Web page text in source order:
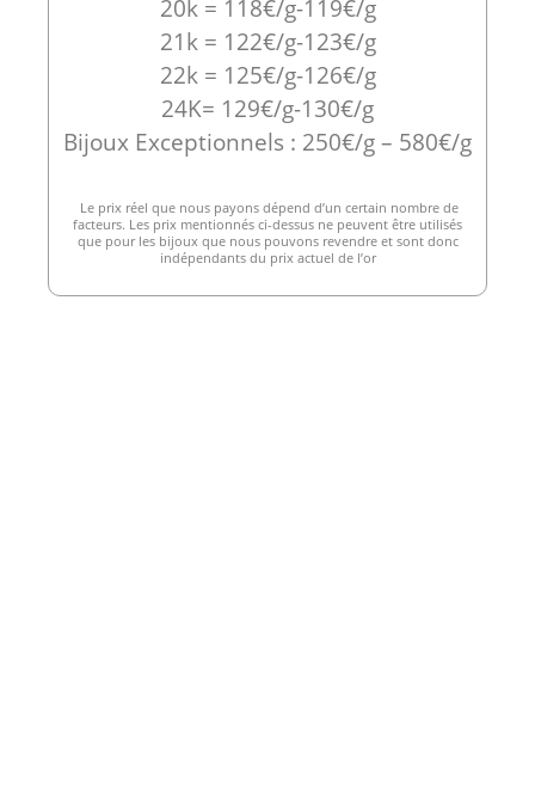
20k = 118€/g-119€/g
21k = 122€/g-123€/g
22k = 125€/g-126€/g
24K= 129€/g-130€/g
Bijoux Exceptionnels : 250€/g – 580€/g
Le prix réel que nous payons dépend d’un certain nombre de
facteurs. Les prix mentionnés ci-dessus ne peuvent être utilisés
que pour les bijoux que nous pouvons revendre et sont donc
indépendants du prix actuel de l’or